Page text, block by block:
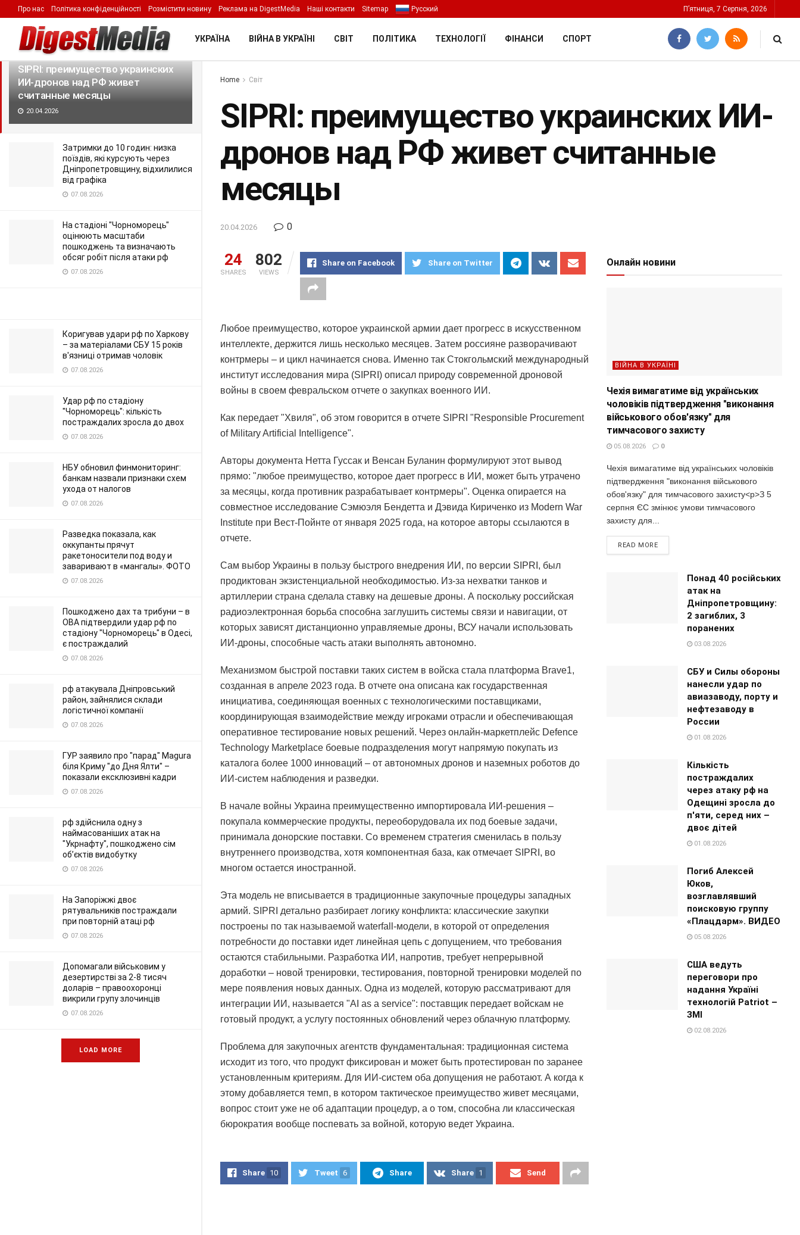
LATEST TRENDING Filter
SIPRI: преимущество украинских
ИИ-дронов над РФ живет
считанные месяцы
20.04.2026
Затримки до 10 годин: низка
поїздів, які курсують через
Дніпропетровщину, відхилилися
від графіка
07.08.2026
На стадіоні "Чорноморець"
оцінюють масштаби
пошкоджень та визначають
обсяг робіт після атаки рф
07.08.2026
Коригував удари рф по Харкову
– за матеріалами СБУ 15 років
в'язниці отримав чоловік
07.08.2026
Удар рф по стадіону
"Чорноморець": кількість
постраждалих зросла до двох
07.08.2026
НБУ обновил финмониторинг:
банкам назвали признаки схем
ухода от налогов
07.08.2026
Разведка показала, как
оккупанты прячут
ракетоносители под воду и
заваривают в «мангалы». ФОТО
07.08.2026
Пошкоджено дах та трибуни – в
ОВА підтвердили удар рф по
стадіону "Чорноморець" в Одесі,
є постраждалий
07.08.2026
рф атакувала Дніпровський
район, зайнялися склади
логістичної компанії
07.08.2026
ГУР заявило про "парад" Magura
біля Криму "до Дня Ялти" –
показали ексклюзивні кадри
07.08.2026
рф здійснила одну з
наймасованіших атак на
"Укрнафту", пошкоджено сім
об’єктів видобутку
07.08.2026
На Запоріжжі двоє
рятувальників постраждали
при повторній атаці рф
07.08.2026
Допомагали військовим у
дезертирстві за 2-8 тисяч
доларів – правоохоронці
викрили групу злочинців
07.08.2026
LOAD MORE
Про нас Політика конфіденційності Розмістити новину Реклама на DigestMedia Наші контакти Sitemap Русский П’ятниця, 7 Серпня, 2026
УКРАЇНА ВІЙНА В УКРАЇНІ СВІТ ПОЛІТИКА ТЕХНОЛОГІЇ ФІНАНСИ СПОРТ
Home Світ
SIPRI: преимущество украинских ИИ-
дронов над РФ живет считанные
месяцы
20.04.2026 0
24
SHARES
802
VIEWS
Share on Facebook Share on Twitter
Любое преимущество, которое украинской армии дает прогресс в искусственном
интеллекте, держится лишь несколько месяцев. Затем россияне разворачивают
контрмеры – и цикл начинается снова. Именно так Стокгольмский международный
институт исследования мира (SIPRI) описал природу современной дроновой
войны в своем февральском отчете о закупках военного ИИ.
Как передает "Хвиля", об этом говорится в отчете SIPRI "Responsible Procurement
of Military Artificial Intelligence".
Авторы документа Нетта Гуссак и Венсан Буланин формулируют этот вывод
прямо: "любое преимущество, которое дает прогресс в ИИ, может быть утрачено
за месяцы, когда противник разрабатывает контрмеры". Оценка опирается на
совместное исследование Сэмюэля Бендетта и Дэвида Кириченко из Modern War
Institute при Вест-Пойнте от января 2025 года, на которое авторы ссылаются в
отчете.
Сам выбор Украины в пользу быстрого внедрения ИИ, по версии SIPRI, был
продиктован экзистенциальной необходимостью. Из-за нехватки танков и
артиллерии страна сделала ставку на дешевые дроны. А поскольку российская
радиоэлектронная борьба способна заглушить системы связи и навигации, от
которых зависят дистанционно управляемые дроны, ВСУ начали использовать
ИИ-дроны, способные часть атаки выполнять автономно.
Механизмом быстрой поставки таких систем в войска стала платформа Brave1,
созданная в апреле 2023 года. В отчете она описана как государственная
инициатива, соединяющая военных с технологическими поставщиками,
координирующая взаимодействие между игроками отрасли и обеспечивающая
оперативное тестирование новых решений. Через онлайн-маркетплейс Defence
Technology Marketplace боевые подразделения могут напрямую покупать из
каталога более 1000 инноваций – от автономных дронов и наземных роботов до
ИИ-систем наблюдения и разведки.
В начале войны Украина преимущественно импортировала ИИ-решения –
покупала коммерческие продукты, переоборудовала их под боевые задачи,
принимала донорские поставки. Со временем стратегия сменилась в пользу
внутреннего производства, хотя компонентная база, как отмечает SIPRI, во
многом остается иностранной.
Эта модель не вписывается в традиционные закупочные процедуры западных
армий. SIPRI детально разбирает логику конфликта: классические закупки
построены по так называемой waterfall-модели, в которой от определения
потребности до поставки идет линейная цепь с допущением, что требования
остаются стабильными. Разработка ИИ, напротив, требует непрерывной
доработки – новой тренировки, тестирования, повторной тренировки моделей по
мере появления новых данных. Одна из моделей, которую рассматривают для
интеграции ИИ, называется "AI as a service": поставщик передает войскам не
готовый продукт, а услугу постоянных обновлений через облачную платформу.
Проблема для закупочных агентств фундаментальная: традиционная система
исходит из того, что продукт фиксирован и может быть протестирован по заранее
установленным критериям. Для ИИ-систем оба допущения не работают. А когда к
этому добавляется темп, в котором тактическое преимущество живет месяцами,
вопрос стоит уже не об адаптации процедур, а о том, способна ли классическая
бюрократия вообще поспевать за войной, которую ведет Украина.
Share 10 Tweet 6 Share Share 1 Send
Онлайн новини
ВІЙНА В УКРАЇНІ
Чехія вимагатиме від українських
чоловіків підтвердження "виконання
військового обов'язку" для
тимчасового захисту
05.08.2026 0
Чехія вимагатиме від українських чоловіків
підтвердження "виконання військового
обов'язку" для тимчасового захисту<p>З 5
серпня ЄС змінює умови тимчасового
захисту для...
READ MORE
Понад 40 російських
атак на
Дніпропетровщину:
2 загиблих, 3
поранених
03.08.2026
СБУ и Силы обороны
нанесли удар по
авиазаводу, порту и
нефтезаводу в
России
01.08.2026
Кількість
постраждалих
через атаку рф на
Одещині зросла до
п'яти, серед них –
двоє дітей
01.08.2026
Погиб Алексей
Юков,
возглавлявший
поисковую группу
«Плацдарм». ВИДЕО
05.08.2026
США ведуть
переговори про
надання Україні
технологій Patriot –
ЗМІ
02.08.2026